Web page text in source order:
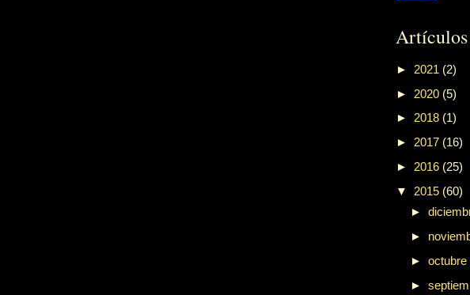
► 2021 (2)
► 2020 (5)
► 2018 (1)
► 2017 (16)
► 2016 (25)
▼ 2015 (60)
►
►
► octubre
►